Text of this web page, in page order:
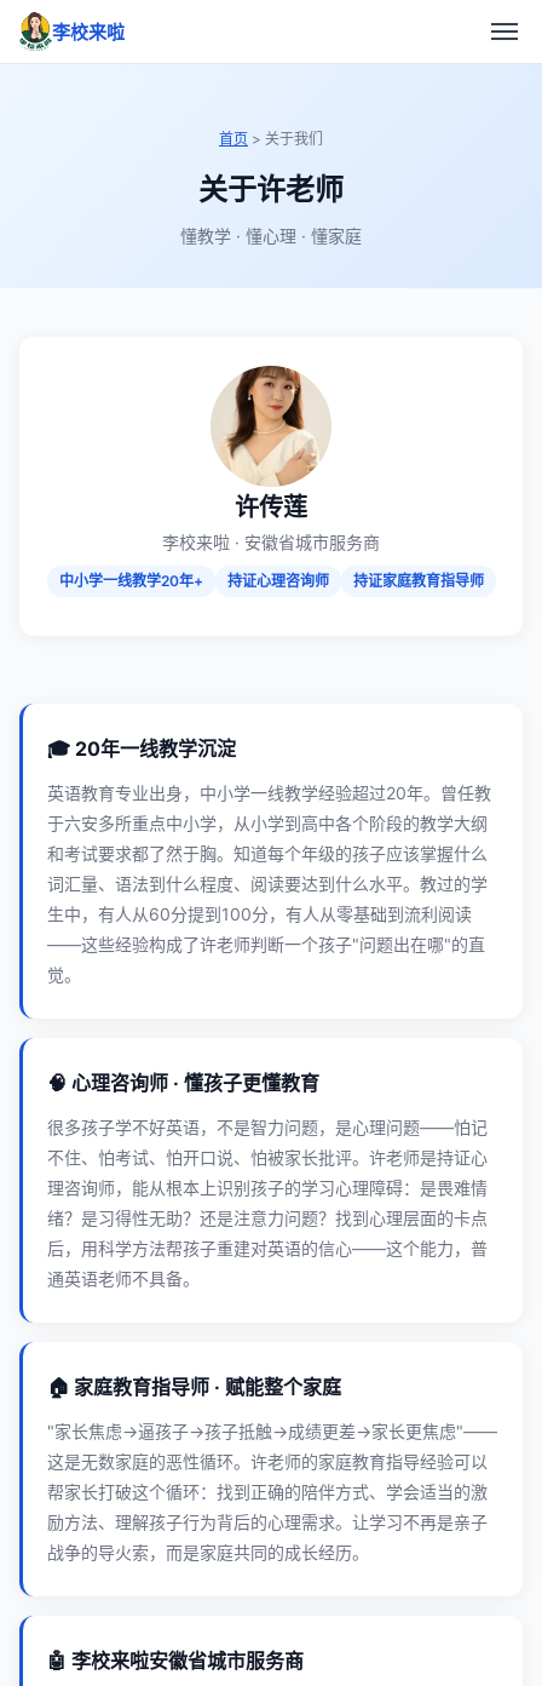
李校来啦
首页 > 关于我们
关于许老师
懂教学 · 懂心理 · 懂家庭
许传莲
李校来啦 · 安徽省城市服务商
中小学一线教学20年+ 持证心理咨询师 持证家庭教育指导师
🎓 20年一线教学沉淀
英语教育专业出身，中小学一线教学经验超过20年。曾任教
于六安多所重点中小学，从小学到高中各个阶段的教学大纲
和考试要求都了然于胸。知道每个年级的孩子应该掌握什么
词汇量、语法到什么程度、阅读要达到什么水平。教过的学
生中，有人从60分提到100分，有人从零基础到流利阅读
——这些经验构成了许老师判断一个孩子"问题出在哪"的直
觉。
🧠 心理咨询师 · 懂孩子更懂教育
很多孩子学不好英语，不是智力问题，是心理问题——怕记
不住、怕考试、怕开口说、怕被家长批评。许老师是持证心
理咨询师，能从根本上识别孩子的学习心理障碍：是畏难情
绪？是习得性无助？还是注意力问题？找到心理层面的卡点
后，用科学方法帮孩子重建对英语的信心——这个能力，普
通英语老师不具备。
🏠 家庭教育指导师 · 赋能整个家庭
"家长焦虑→逼孩子→孩子抵触→成绩更差→家长更焦虑"——
这是无数家庭的恶性循环。许老师的家庭教育指导经验可以
帮家长打破这个循环：找到正确的陪伴方式、学会适当的激
励方法、理解孩子行为背后的心理需求。让学习不再是亲子
战争的导火索，而是家庭共同的成长经历。
🤖 李校来啦安徽省城市服务商